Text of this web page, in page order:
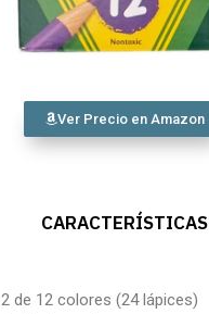
Ver Precio en Amazon
CARACTERÍSTICAS
2 de 12 colores (24 lápices)